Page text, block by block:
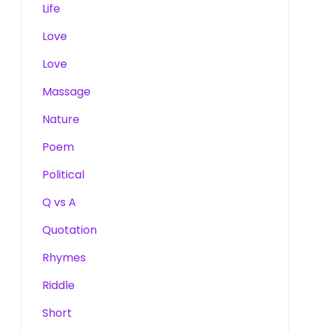
Life
Love
Love
Massage
Nature
Poem
Political
Q vs A
Quotation
Rhymes
Riddle
Short